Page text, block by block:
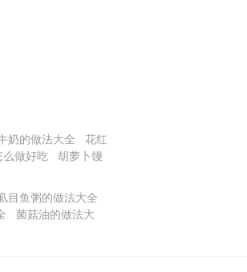
奶的做法大全
花红
么做好吃
胡萝卜馒
目鱼粥的做法大全
菌菇油的做法大